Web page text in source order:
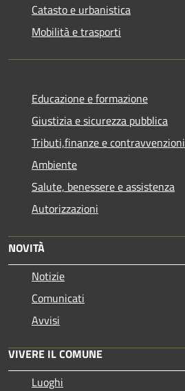
Catasto e urbanistica
Mobilità e trasporti
Educazione e formazione
Giustizia e sicurezza pubblica
Tributi,finanze e contravvenzioni
Ambiente
Salute, benessere e assistenza
Autorizzazioni
NOVITÀ
Notizie
Comunicati
Avvisi
VIVERE IL COMUNE
Luoghi